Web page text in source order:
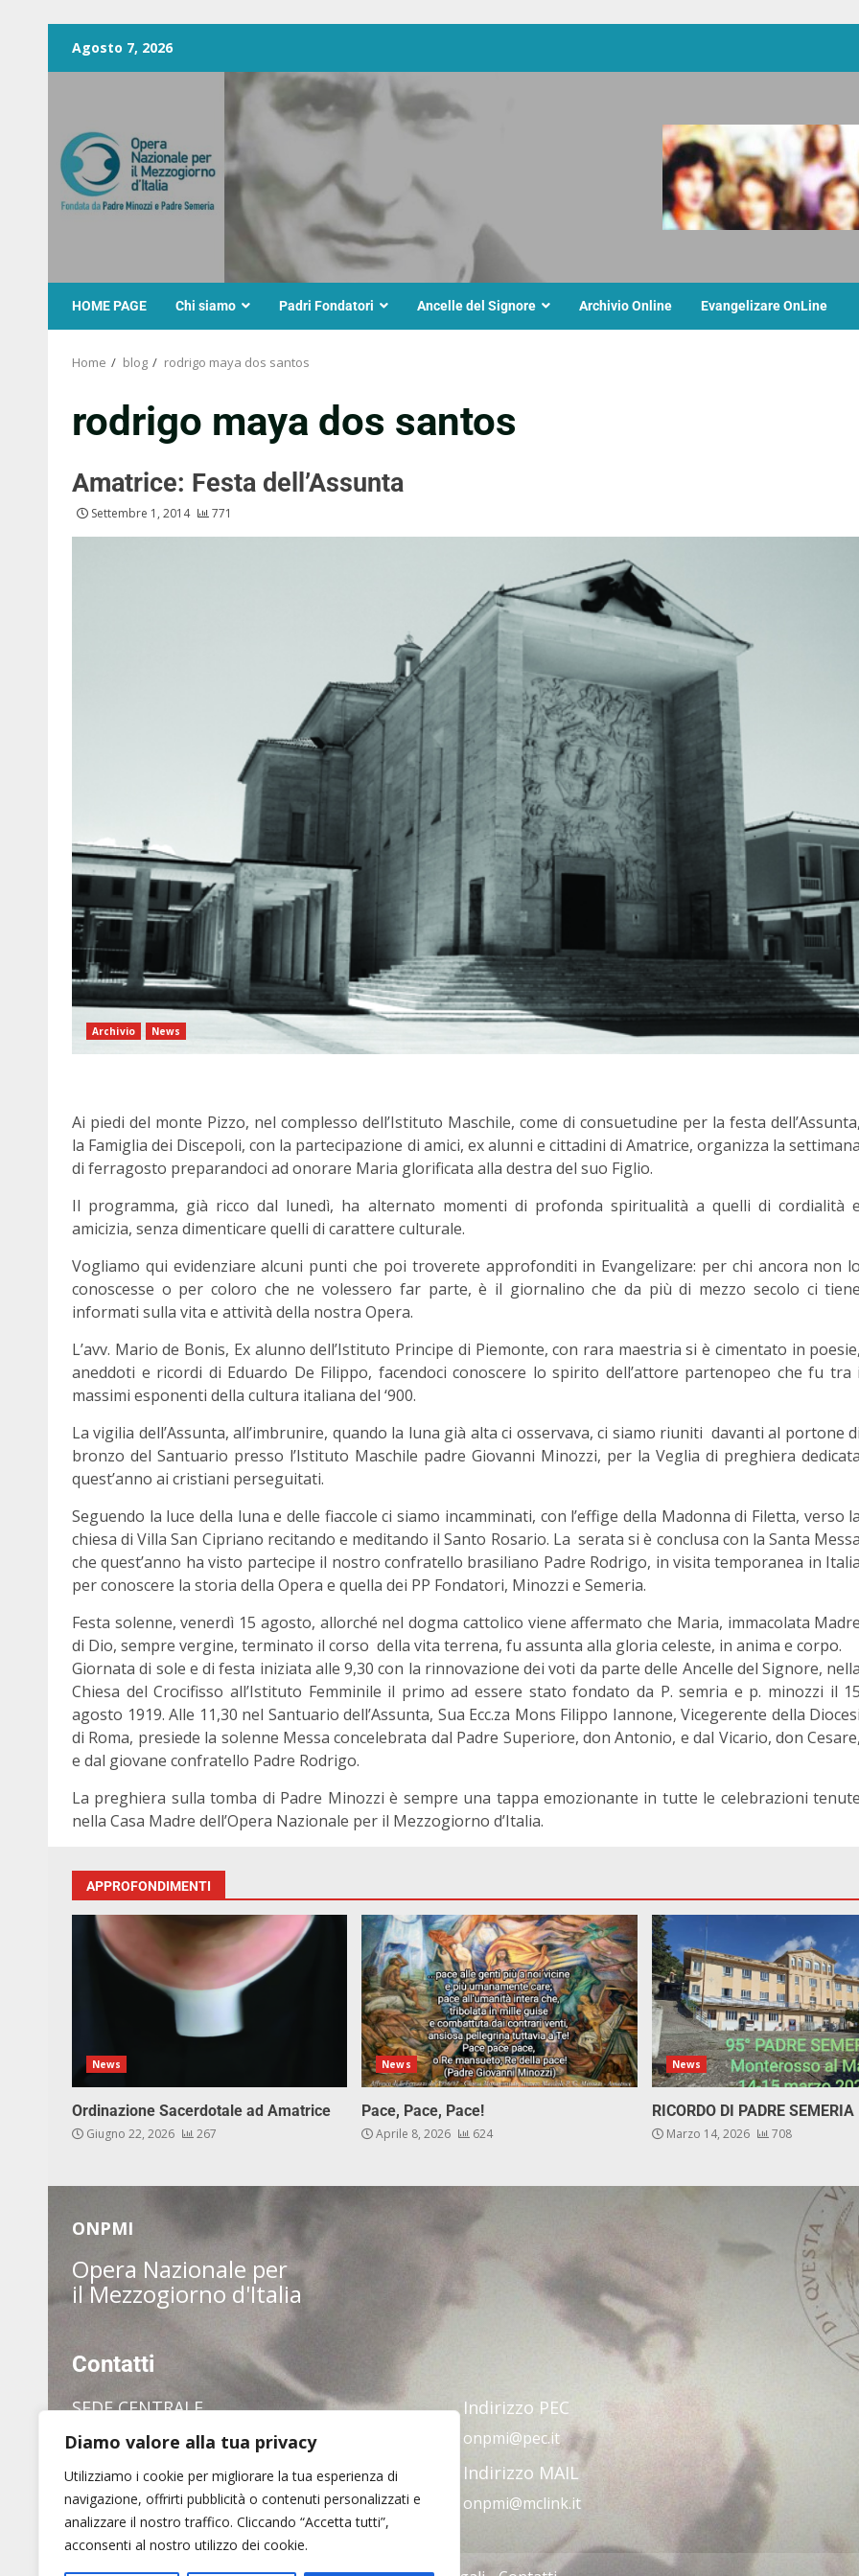
Diamo valore alla tua privacy
Utilizziamo i cookie per migliorare la tua esperienza di
navigazione, offrirti pubblicità o contenuti personalizzati e
analizzare il nostro traffico. Cliccando “Accetta tutti”,
acconsenti al nostro utilizzo dei cookie.
Agosto 7, 2026
HOME PAGE Chi siamo Padri Fondatori Ancelle del Signore Archivio Online Evangelizare OnLine
Home blog rodrigo maya dos santos
rodrigo maya dos santos
Amatrice: Festa dell’Assunta
Settembre 1, 2014 771
Archivio News
Ai piedi del monte Pizzo, nel complesso dell’Istituto Maschile, come di consuetudine per la festa dell’Assunta,
la Famiglia dei Discepoli, con la partecipazione di amici, ex alunni e cittadini di Amatrice, organizza la settimana
di ferragosto preparandoci ad onorare Maria glorificata alla destra del suo Figlio.
Il programma, già ricco dal lunedì, ha alternato momenti di profonda spiritualità a quelli di cordialità e
amicizia, senza dimenticare quelli di carattere culturale.
Vogliamo qui evidenziare alcuni punti che poi troverete approfonditi in Evangelizare: per chi ancora non lo
conoscesse o per coloro che ne volessero far parte, è il giornalino che da più di mezzo secolo ci tiene
informati sulla vita e attività della nostra Opera.
L’avv. Mario de Bonis, Ex alunno dell’Istituto Principe di Piemonte, con rara maestria si è cimentato in poesie,
aneddoti e ricordi di Eduardo De Filippo, facendoci conoscere lo spirito dell’attore partenopeo che fu tra i
massimi esponenti della cultura italiana del ‘900.
La vigilia dell’Assunta, all’imbrunire, quando la luna già alta ci osservava, ci siamo riuniti davanti al portone di
bronzo del Santuario presso l’Istituto Maschile padre Giovanni Minozzi, per la Veglia di preghiera dedicata
quest’anno ai cristiani perseguitati.
Seguendo la luce della luna e delle fiaccole ci siamo incamminati, con l’effige della Madonna di Filetta, verso la
chiesa di Villa San Cipriano recitando e meditando il Santo Rosario. La serata si è conclusa con la Santa Messa
che quest’anno ha visto partecipe il nostro confratello brasiliano Padre Rodrigo, in visita temporanea in Italia
per conoscere la storia della Opera e quella dei PP Fondatori, Minozzi e Semeria.
Festa solenne, venerdì 15 agosto, allorché nel dogma cattolico viene affermato che Maria, immacolata Madre
di Dio, sempre vergine, terminato il corso della vita terrena, fu assunta alla gloria celeste, in anima e corpo.
Giornata di sole e di festa iniziata alle 9,30 con la rinnovazione dei voti da parte delle Ancelle del Signore, nella
Chiesa del Crocifisso all’Istituto Femminile il primo ad essere stato fondato da P. semria e p. minozzi il 15
agosto 1919. Alle 11,30 nel Santuario dell’Assunta, Sua Ecc.za Mons Filippo Iannone, Vicegerente della Diocesi
di Roma, presiede la solenne Messa concelebrata dal Padre Superiore, don Antonio, e dal Vicario, don Cesare,
e dal giovane confratello Padre Rodrigo.
La preghiera sulla tomba di Padre Minozzi è sempre una tappa emozionante in tutte le celebrazioni tenute
nella Casa Madre dell’Opera Nazionale per il Mezzogiorno d’Italia.
APPROFONDIMENTI
News
Ordinazione Sacerdotale ad Amatrice
Giugno 22, 2026 267
News
Pace, Pace, Pace!
Aprile 8, 2026 624
News
RICORDO DI PADRE SEMERIA
Marzo 14, 2026 708
ONPMI
Opera Nazionale per
il Mezzogiorno d'Italia
Contatti
SEDE CENTRALE
via dei Pianellari, 7
00186 Roma
Tel. (+39) 06 6880 1409
Indirizzo PEC
onpmi@pec.it
Indirizzo MAIL
onpmi@mclink.it